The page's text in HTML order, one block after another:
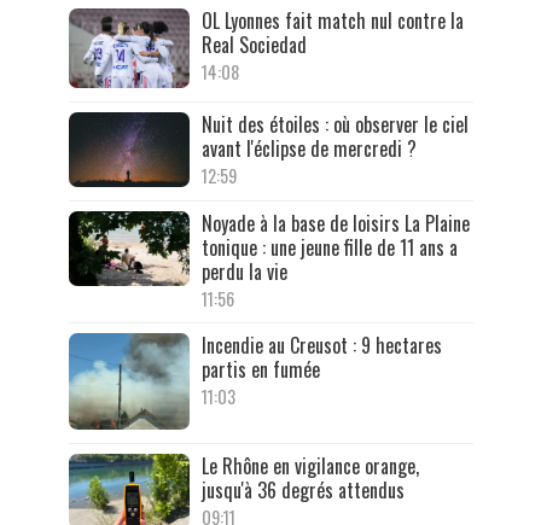
OL Lyonnes fait match nul contre la
Real Sociedad
14:08
Nuit des étoiles : où observer le ciel
avant l'éclipse de mercredi ?
12:59
Noyade à la base de loisirs La Plaine
tonique : une jeune fille de 11 ans a
perdu la vie
11:56
Incendie au Creusot : 9 hectares
partis en fumée
11:03
Le Rhône en vigilance orange,
jusqu'à 36 degrés attendus
09:11